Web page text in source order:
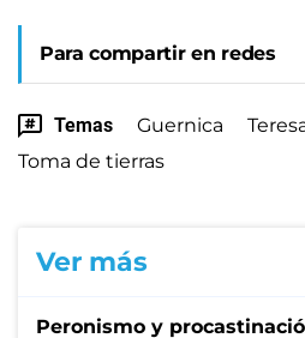
Para compartir en redes
Temas Guernica
Toma de tierras
Ver más
Peronismo y